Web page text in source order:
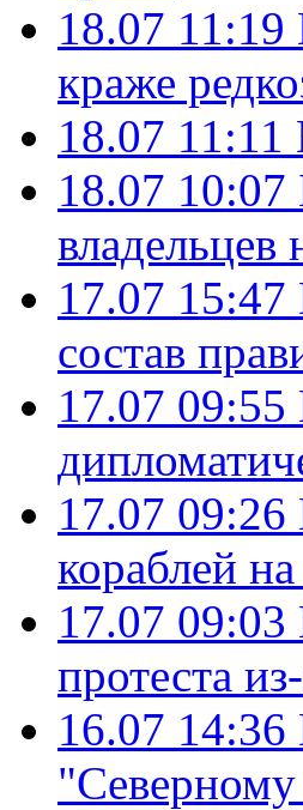
18.07 11:19
краже
18.07 11:11
18.07 10:07
владельцев
17.07 15:47
состав
17.07 09:55
17.07 09:26
кораблей
17.07 09:03
протеста
16.07 14:36